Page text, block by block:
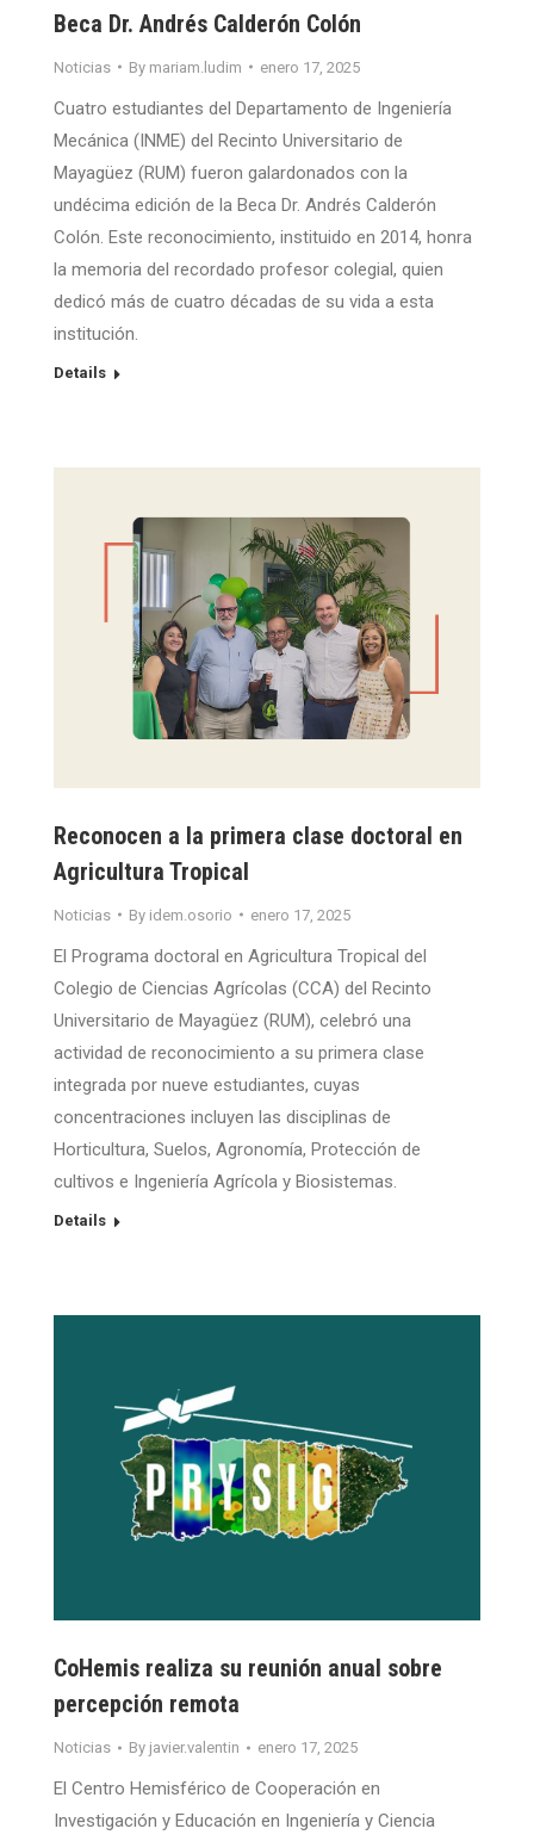
Beca Dr. Andrés Calderón Colón
Noticias By mariam.ludim enero 17, 2025
Cuatro estudiantes del Departamento de Ingeniería
Mecánica (INME) del Recinto Universitario de
Mayagüez (RUM) fueron galardonados con la
undécima edición de la Beca Dr. Andrés Calderón
Colón. Este reconocimiento, instituido en 2014, honra
la memoria del recordado profesor colegial, quien
dedicó más de cuatro décadas de su vida a esta
institución.
Details
Reconocen a la primera clase doctoral en
Agricultura Tropical
Noticias By idem.osorio enero 17, 2025
El Programa doctoral en Agricultura Tropical del
Colegio de Ciencias Agrícolas (CCA) del Recinto
Universitario de Mayagüez (RUM), celebró una
actividad de reconocimiento a su primera clase
integrada por nueve estudiantes, cuyas
concentraciones incluyen las disciplinas de
Horticultura, Suelos, Agronomía, Protección de
cultivos e Ingeniería Agrícola y Biosistemas.
Details
CoHemis realiza su reunión anual sobre
percepción remota
Noticias By javier.valentin enero 17, 2025
El Centro Hemisférico de Cooperación en
Investigación y Educación en Ingeniería y Ciencia